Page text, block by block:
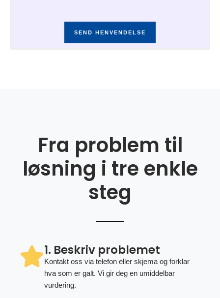
SEND HENVENDELSE
Fra problem til
løsning i tre enkle
steg
1. Beskriv problemet
Kontakt oss via telefon eller skjema og forklar
hva som er galt. Vi gir deg en umiddelbar
vurdering.